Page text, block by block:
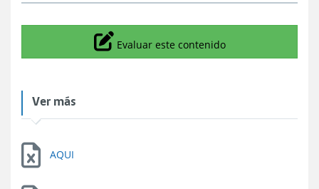
Icono
Evaluar este contenido
Ver más
AQUI